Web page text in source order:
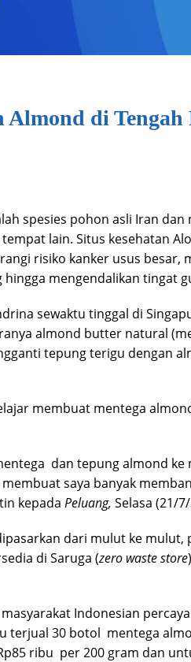
di Tengah
spesies pohon asli Iran dan
lain. Situs kesehatan
risiko kanker usus besar,
mengendalikan tingat
sewaktu tinggal di
almond butter natural
tepung terigu dengan
membuat mentega
dan tepung almond ke
saya banyak
kepada Peluang, Selasa (21/
dari mulut ke mulut,
di Saruga (zero waste store
Indonesian
terjual 30 botol mentega
ribu per 200 gram dan